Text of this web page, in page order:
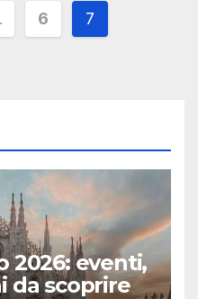
6 7
2026: eventi,
da scoprire